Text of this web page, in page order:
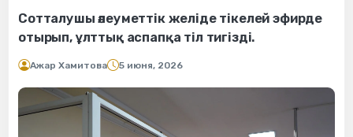
Сотталушы әлеуметтік желіде тікелей эфирде
отырып, ұлттық аспапқа тіл тигізді.
Ажар Хамитова 5 июня, 2026